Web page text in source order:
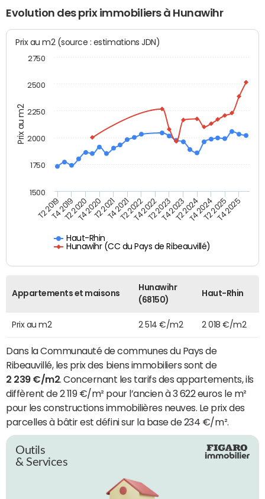
Evolution des prix immobiliers à Hunawihr
Prix au m2
Prix au m2 (source : estimations JDN)
Haut-Rhin
Hunawihr (CC du Pays de Ribeauvillé)
T2 2019T4 2019T2 2020T4 2020T2 2021T4 2021T2 2022T4 2022T2 2023T4 2023T2 2024T4 2024T2 2025T4 2025
1500
1750
2000
2250
2500
2750
Appartements et maisons
Hunawihr
(68150)
Haut-Rhin
Prix au m2 2 514 €/m2 2 018 €/m2
Dans la Communauté de communes du Pays de
Ribeauvillé, les prix des biens immobiliers sont de
2 239 €/m2 . Concernant les tarifs des appartements, ils
diffèrent de 2 119 €/m² pour l’ancien à 3 622 euros le m²
pour les constructions immobilières neuves. Le prix des
parcelles à bâtir est défini sur la base de 234 €/m².
Outils
& Services